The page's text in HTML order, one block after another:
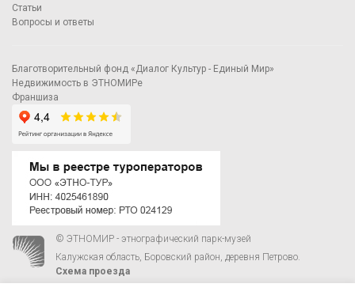
Статьи
Вопросы и ответы
Благотворительный фонд «Диалог Культур - Единый Мир»
Недвижимость в ЭТНОМИРе
Франшиза
© ЭТНОМИР - этнографический парк-музей
Калужская область, Боровский район, деревня Петрово.
Схема проезда